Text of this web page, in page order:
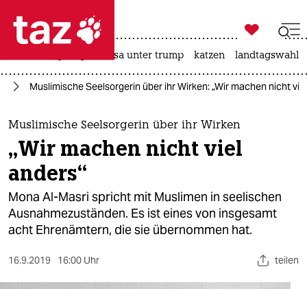
 taz zahl ich
taz zahl ich
themen
politik
öko
gesellschaft
sport

taz zahl ich
usa unter trump katzen landtagswahl
Muslimische Seelsorgerin über ihr Wirken: „Wir machen nicht
Muslimische Seelsorgerin über ihr Wirken
„Wir machen nicht viel
anders“
Mona Al-Masri spricht mit Muslimen in seelischen
Ausnahmezuständen. Es ist eines von insgesamt
acht Ehrenämtern, die sie übernommen hat.
16.9.2019 16:00 Uhr teilen